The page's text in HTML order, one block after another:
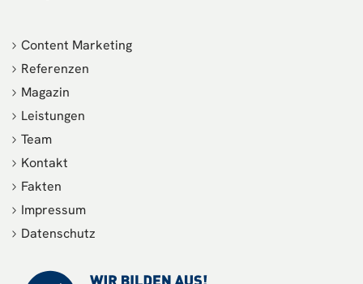
Content Marketing
Referenzen
Magazin
Leistungen
Team
Kontakt
Fakten
Impressum
Datenschutz